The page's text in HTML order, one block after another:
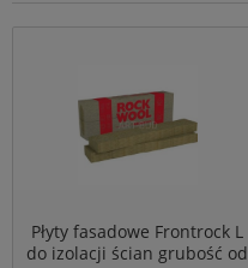
Płyty fasadowe Frontrock L
do izolacji ścian grubość od